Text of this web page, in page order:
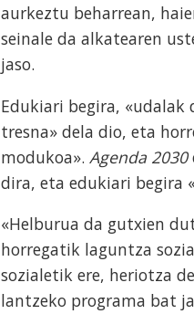
aurkeztu beharrean,
seinale da alkatearen
jaso.
Edukiari begira,
tresna» dela dio, eta
modukoa». Agenda 2030
dira, eta edukiari begira
«Helburua da gutxien
horregatik laguntza
sozialetik ere, heriotza
lantzeko programa bat